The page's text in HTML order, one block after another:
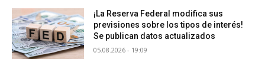
¡La Reserva Federal modifica sus
previsiones sobre los tipos de interés!
Se publican datos actualizados
05.08.2026 - 19:09